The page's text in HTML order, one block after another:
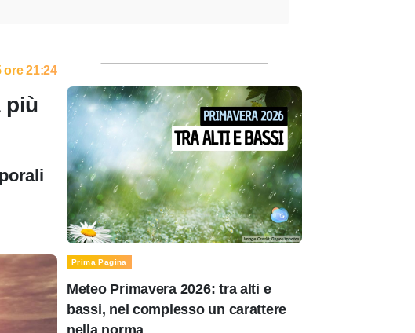
ore 21:24
più
Prima Pagina
Meteo Primavera 2026: tra alti e
bassi, nel complesso un carattere
nella norma